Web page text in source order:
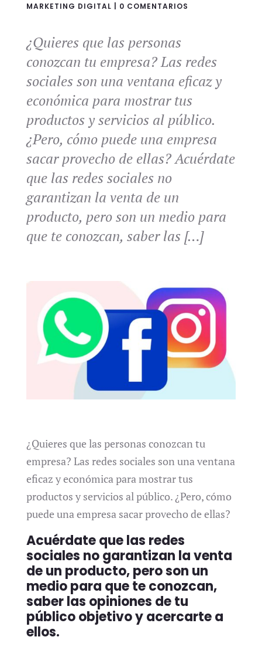
MARKETING DIGITAL 0 COMENTARIOS
¿Quieres que las personas
conozcan tu empresa? Las redes
sociales son una ventana eficaz y
económica para mostrar tus
productos y servicios al público.
¿Pero, cómo puede una empresa
sacar provecho de ellas? Acuérdate
que las redes sociales no
garantizan la venta de un
producto, pero son un medio para
que te conozcan, saber las […]
¿Quieres que las personas conozcan tu
empresa? Las redes sociales son una ventana
eficaz y económica para mostrar tus
productos y servicios al público. ¿Pero, cómo
puede una empresa sacar provecho de ellas?
Acuérdate que las redes
sociales no garantizan la venta
de un producto, pero son un
medio para que te conozcan,
saber las opiniones de tu
público objetivo y acercarte a
ellos.